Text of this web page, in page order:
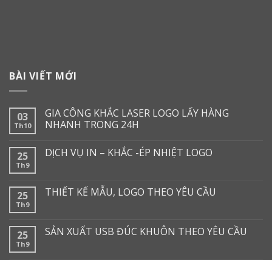
BÀI VIẾT MỚI
03
Th10
GIA CÔNG KHẮC LASER LOGO LẤY HÀNG
NHANH TRONG 24H
25
Th9
DỊCH VỤ IN – KHẮC -ÉP NHIỆT LOGO
25
Th9
THIẾT KẾ MẪU, LOGO THEO YÊU CẦU
25
Th9
SẢN XUẤT USB ĐÚC KHUÔN THEO YÊU CẦU